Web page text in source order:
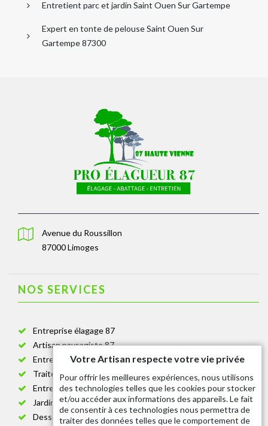
Entretient parc et jardin Saint Ouen Sur Gartempe
Expert en tonte de pelouse Saint Ouen Sur
Gartempe 87300
Avenue du Roussillon
87000 Limoges
NOS SERVICES
Entreprise élagage 87
Artisan paysagiste 87
Entreprise de jardinage 87
Traitement anti-chenille 87
Entreprise abattage arbre 87
Jardinier taille de haie 87
Dessouchage arbre et haie 87
Votre Artisan respecte votre vie privée
Pour offrir les meilleures expériences, nous utilisons
des technologies telles que les cookies pour stocker
et/ou accéder aux informations des appareils. Le fait
de consentir à ces technologies nous permettra de
traiter des données telles que le comportement de